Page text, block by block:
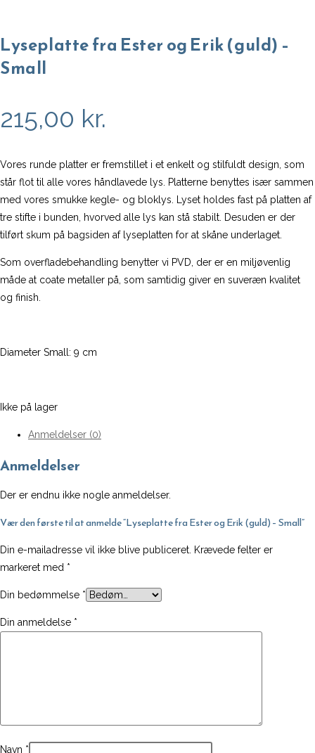
Lyseplatte fra Ester og Erik (guld) –
Small
215,00 kr.
Vores runde platter er fremstillet i et enkelt og stilfuldt design, som
står flot til alle vores håndlavede lys. Platterne benyttes især sammen
med vores smukke kegle- og bloklys. Lyset holdes fast på platten af
tre stifte i bunden, hvorved alle lys kan stå stabilt. Desuden er der
tilført skum på bagsiden af lyseplatten for at skåne underlaget.
Som overfladebehandling benytter vi PVD, der er en miljøvenlig
måde at coate metaller på, som samtidig giver en suveræn kvalitet
og finish.
Diameter Small: 9 cm
Ikke på lager
Anmeldelser (0)
Anmeldelser
Der er endnu ikke nogle anmeldelser.
Vær den første til at anmelde “Lyseplatte fra Ester og Erik (guld) – Small”
Din e-mailadresse vil ikke blive publiceret. Krævede felter er
markeret med *
Din bedømmelse *
Din anmeldelse *
Navn *